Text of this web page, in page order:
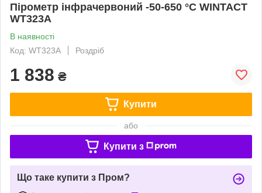
Пірометр інфрачервоний -50-650 °C WINTACT
WT323A
В наявності
Код: WT323A
Роздріб
1 838 ₴
Купити
або
Купити з
Що таке купити з Пром?